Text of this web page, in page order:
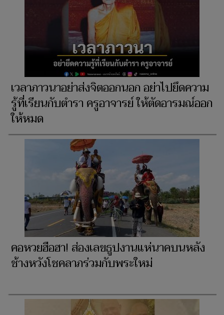
เวลาภาวนาอย่าส่งจิตออกนอก อย่าไปยึดความ
รู้ที่เรียนกับตำรา ครูอาจารย์ ให้ตัดอารมณ์ออก
ให้หมด
คอหวยฮือฮา! ส่องเลขธูปงานแห่นาคบนหลัง
ช้างหวังโชคลาภร่วมกับพระใหม่